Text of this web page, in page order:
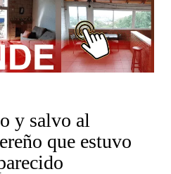
y salvo al
que estuvo